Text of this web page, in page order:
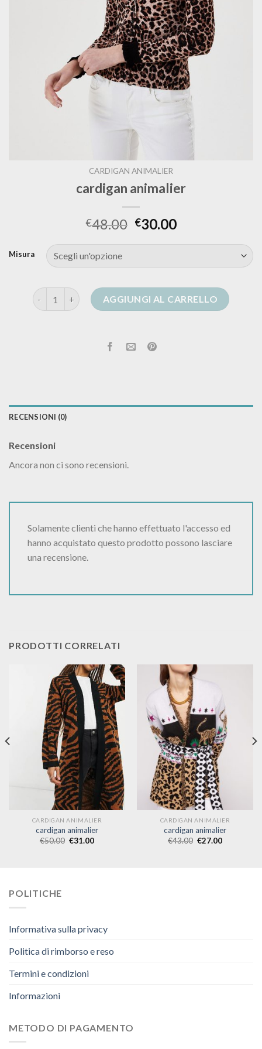
CARDIGAN ANIMALIER
cardigan animalier
€48.00 €30.00
Misura
cardigan animalier quantitàAGGIUNGI AL CARRELLO
RECENSIONI (0)
Recensioni
Ancora non ci sono recensioni.
Solamente clienti che hanno effettuato l'accesso ed
hanno acquistato questo prodotto possono lasciare
una recensione.
PRODOTTI CORRELATI
CARDIGAN ANIMALIER
cardigan animalier
€50.00 €31.00
CARDIGAN ANIMALIER
cardigan animalier
€43.00 €27.00
POLITICHE
Informativa sulla privacy
Politica di rimborso e reso
Termini e condizioni
Informazioni
METODO DI PAGAMENTO